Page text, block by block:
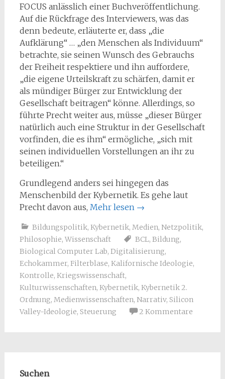
FOCUS anlässlich einer Buchveröffentlichung.
Auf die Rückfrage des Interviewers, was das
denn bedeute, erläuterte er, dass „die
Aufklärung“ … „den Menschen als Individuum“
betrachte, sie seinen Wunsch des Gebrauchs
der Freiheit respektiere und ihn auffordere,
„die eigene Urteilskraft zu schärfen, damit er
als mündiger Bürger zur Entwicklung der
Gesellschaft beitragen“ könne. Allerdings, so
führte Precht weiter aus, müsse „dieser Bürger
natürlich auch eine Struktur in der Gesellschaft
vorfinden, die es ihm“ ermögliche, „sich mit
seinen individuellen Vorstellungen an ihr zu
beteiligen.“
Grundlegend anders sei hingegen das
Menschenbild der Kybernetik. Es gehe laut
Precht davon aus, Mehr lesen →
Bildungspolitik, Kybernetik, Medien, Netzpolitik,
Philosophie, Wissenschaft BCL, Bildung,
Biological Computer Lab, Digitalisierung,
Echokammer, Filterblase, Kalifornische Ideologie,
Kontrolle, Kriegswissenschaft,
Kulturwissenschaften, Kybernetik, Kybernetik 2.
Ordnung, Medienwissenschaften, Narrativ, Silicon
Valley-Ideologie, Steuerung 2 Kommentare
Suchen